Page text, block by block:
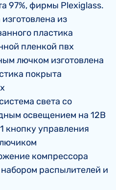
97%, фирмы Plexiglass.
из
пластика
пленкой пвх
лючком изготовлена
покрыта
света со
освещением на 12В
кнопку управления
компрессора
распылителей и